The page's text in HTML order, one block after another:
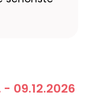
09.12.2026